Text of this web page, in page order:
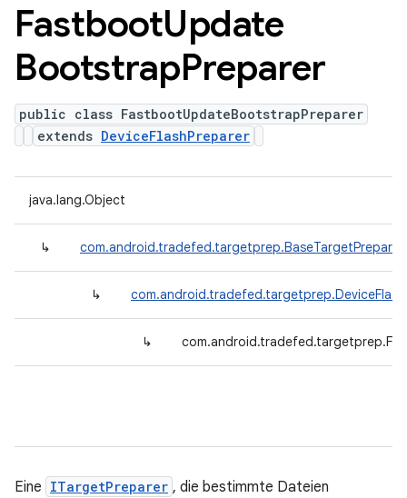
FastbootUpdate
BootstrapPreparer
public class FastbootUpdateBootstrapPreparer
extends DeviceFlashPreparer
java.lang.Object
↳ com.android.tradefed.targetprep.BaseTargetPreparer
↳
↳
Eine ITargetPreparer , die bestimmte Dateien